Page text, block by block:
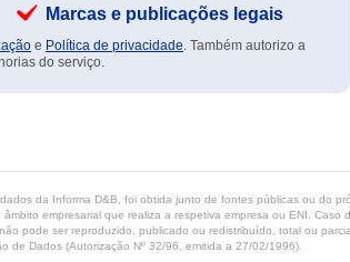
Marcas e publicações legais
e Política de privacidade. Também autorizo a
do serviço.
da Informa D&B, foi obtida junto de fontes públicas ou do
empresarial que realiza a respetiva empresa ou ENI.
pode ser reproduzido, publicado ou redistribuído, total ou
de Dados (Autorização Nº 32/96, emitida a 27/02/1996).